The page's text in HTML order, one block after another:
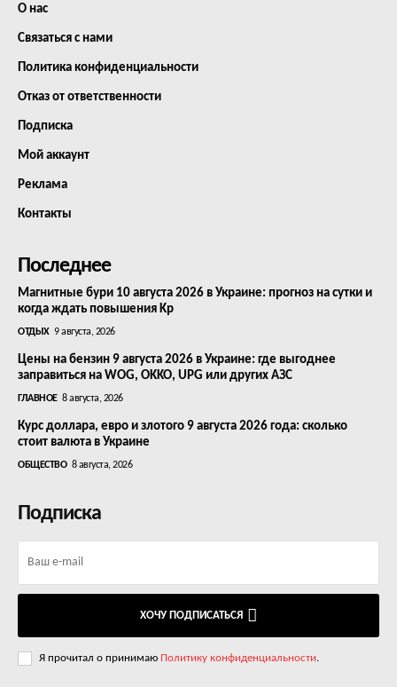
О нас
Связаться с нами
Политика конфиденциальности
Отказ от ответственности
Подписка
Мой аккаунт
Реклама
Контакты
Последнее
Магнитные бури 10 августа 2026 в Украине: прогноз на сутки и
когда ждать повышения Kp
ОТДЫХ 9 августа, 2026
Цены на бензин 9 августа 2026 в Украине: где выгоднее
заправиться на WOG, OKKO, UPG или других АЗС
ГЛАВНОЕ 8 августа, 2026
Курс доллара, евро и злотого 9 августа 2026 года: сколько
стоит валюта в Украине
ОБЩЕСТВО 8 августа, 2026
Подписка
ХОЧУ ПОДПИСАТЬСЯ
Я прочитал о принимаю Политику конфиденциальности.